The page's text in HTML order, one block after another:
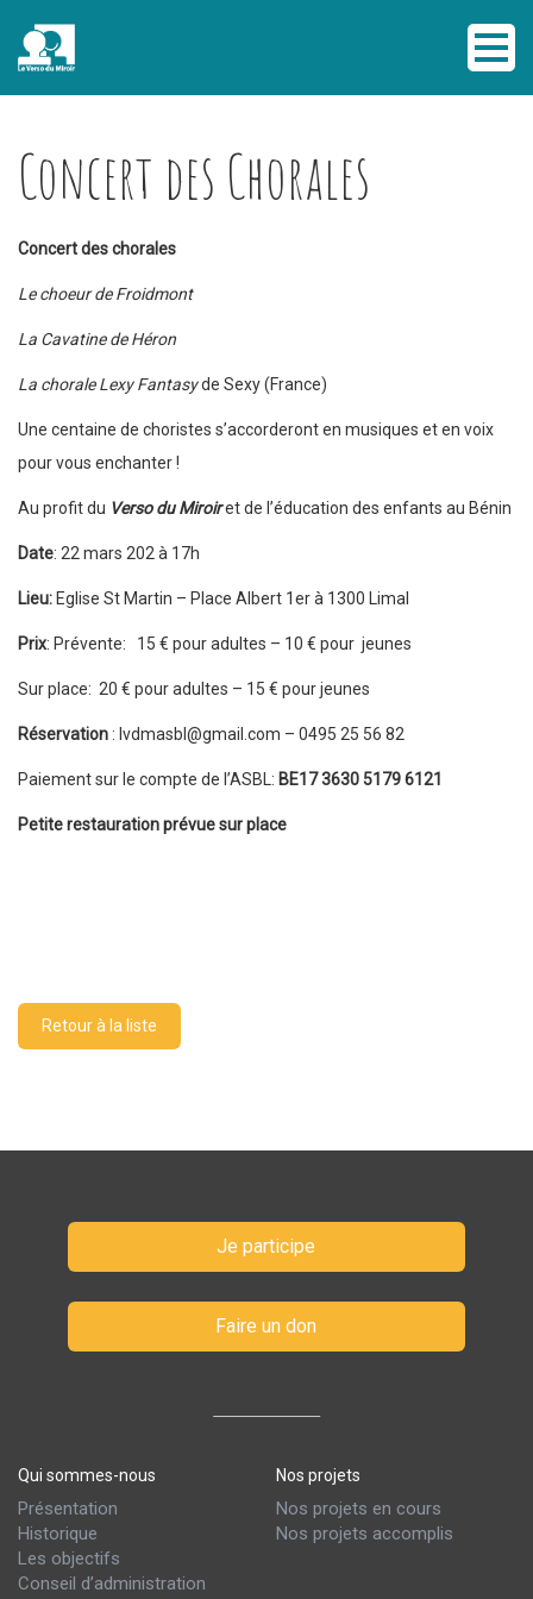
Concert des Chorales
Concert des chorales
Le choeur de Froidmont
La Cavatine de Héron
La chorale Lexy Fantasyde Sexy (France)
Une centaine de choristes s’accorderont en musiques et en voix
pour vous enchanter !
Au profit du Verso du Miroiret de l’éducation des enfants au Bénin
Date: 22 mars 202 à 17h
Lieu: Eglise St Martin – Place Albert 1er à 1300 Limal
Prix: Prévente: 15 € pour adultes – 10 € pour jeunes
Sur place: 20 € pour adultes – 15 € pour jeunes
Réservation : lvdmasbl@gmail.com – 0495 25 56 82
Paiement sur le compte de l’ASBL: BE17 3630 5179 6121
Petite restauration prévue sur place
Retour à la liste
Je participe
Faire un don
Qui sommes-nous
Présentation
Historique
Les objectifs
Conseil d’administration
Nos projets
Nos projets en cours
Nos projets accomplis